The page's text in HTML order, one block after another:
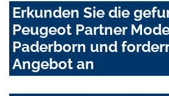
Erkunden Sie die
Peugeot Partner
Paderborn und
Angebot an